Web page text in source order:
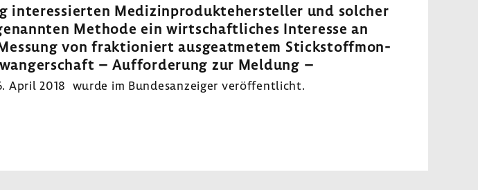
inter­es­sierten Medi­zin­pro­dukte­her­steller und solcher
Methode ein wirt­schaft­li­ches Inter­esse an
von frak­tio­niert ausge­at­metem Stick­stoff­mon­
– Auffor­de­rung zur Meldung –
April 2018 wurde im Bundes­an­zeiger veröf­fent­licht.